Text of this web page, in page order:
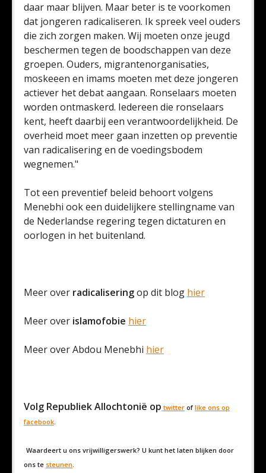
daar maar blijven. Maar beter is te voorkomen
dat jongeren radicaliseren. Ik spreek veel ouders
die zich zorgen maken. Wij moeten onze jeugd
beschermen tegen de boodschappen van deze
groepen. Ouders, migrantenorganisaties,
moskeeen en imams moeten met deze jongeren
actiever het debat aangaan. Ronselaars moeten
worden ontmaskerd. Iedereen die ronselaars
kent, heeft daarbij een verantwoordelijkheid. De
overheid moet meer gaan inzetten op preventie
van radicalisering en de voedingsbodem
wegnemen."
Tot een preventief beleid behoort volgens
Menebhi ook een duidelijkere stellingname van
de Nederlandse regering tegen dictaturen en
oorlogen in het buitenland.
Meer over radicaliseringop dit blog hier
Meer over islamofobie hier
Meer over Abdou Menebhi hier
Volg Republiek Allochtonië op twitter of like ons op
facebook.
Waardeert u ons vrijwilligerswerk? U kunt het laten blijken door
ons te steunen.